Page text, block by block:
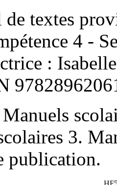
textes
4 -
:
3.
publication.